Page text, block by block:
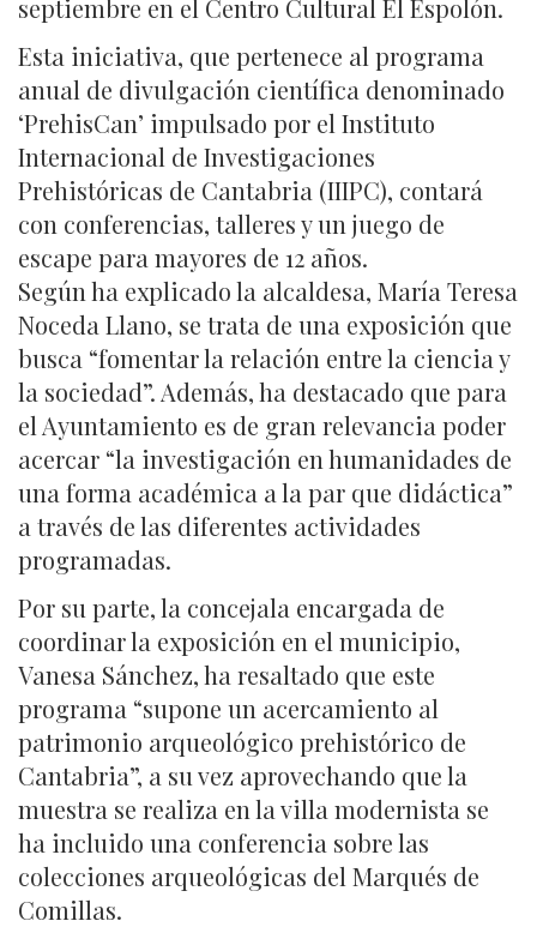
septiembre en el Centro Cultural El Espolón.
Esta iniciativa, que pertenece al programa
anual de divulgación científica denominado
‘PrehisCan’ impulsado por el Instituto
Internacional de Investigaciones
Prehistóricas de Cantabria (IIIPC), contará
con conferencias, talleres y un juego de
escape para mayores de 12 años.
Según ha explicado la alcaldesa, María Teresa
Noceda Llano, se trata de una exposición que
busca “fomentar la relación entre la ciencia y
la sociedad”. Además, ha destacado que para
el Ayuntamiento es de gran relevancia poder
acercar “la investigación en humanidades de
una forma académica a la par que didáctica”
a través de las diferentes actividades
programadas.
Por su parte, la concejala encargada de
coordinar la exposición en el municipio,
Vanesa Sánchez, ha resaltado que este
programa “supone un acercamiento al
patrimonio arqueológico prehistórico de
Cantabria”, a su vez aprovechando que la
muestra se realiza en la villa modernista se
ha incluido una conferencia sobre las
colecciones arqueológicas del Marqués de
Comillas.